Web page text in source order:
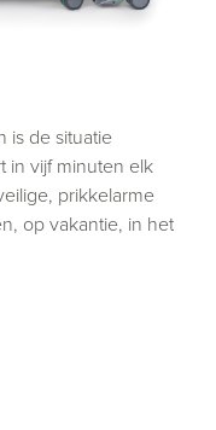
is de situatie
in vijf minuten elk
prikkelarme
op vakantie, in het